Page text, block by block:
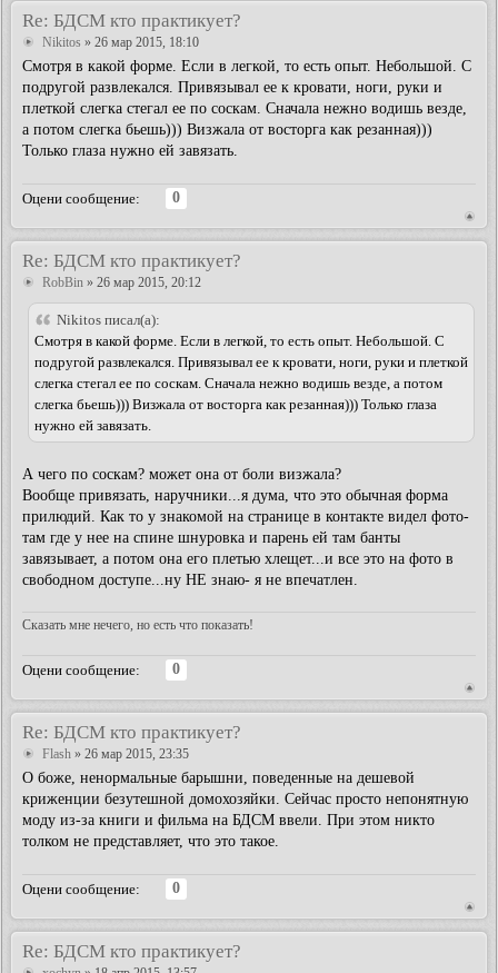
Re: БДСМ кто практикует?
Nikitos » 26 мар 2015, 18:10
Смотря в какой форме. Если в легкой, то есть опыт. Небольшой. С
подругой развлекался. Привязывал ее к кровати, ноги, руки и
плеткой слегка стегал ее по соскам. Сначала нежно водишь везде,
а потом слегка бьешь))) Визжала от восторга как резанная)))
Только глаза нужно ей завязать.
Оцени сообщение:
0
Re: БДСМ кто практикует?
RobBin » 26 мар 2015, 20:12
Nikitos писал(а):
Смотря в какой форме. Если в легкой, то есть опыт. Небольшой. С
подругой развлекался. Привязывал ее к кровати, ноги, руки и плеткой
слегка стегал ее по соскам. Сначала нежно водишь везде, а потом
слегка бьешь))) Визжала от восторга как резанная))) Только глаза
нужно ей завязать.
А чего по соскам? может она от боли визжала?
Вообще привязать, наручники...я дума, что это обычная форма
прилюдий. Как то у знакомой на странице в контакте видел фото-
там где у нее на спине шнуровка и парень ей там банты
завязывает, а потом она его плетью хлещет...и все это на фото в
свободном доступе...ну НЕ знаю- я не впечатлен.
Сказать мне нечего, но есть что показать!
Оцени сообщение:
0
Re: БДСМ кто практикует?
Flash » 26 мар 2015, 23:35
О боже, ненормальные барышни, поведенные на дешевой
криженции безутешной домохозяйки. Сейчас просто непонятную
моду из-за книги и фильма на БДСМ ввели. При этом никто
толком не представляет, что это такое.
Оцени сообщение:
0
Re: БДСМ кто практикует?